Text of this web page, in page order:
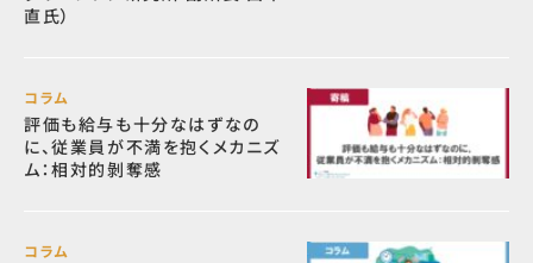
直氏）
コラム
評価も給与も十分なはずなの
に、従業員が不満を抱くメカニズ
ム：相対的剝奪感
コラム